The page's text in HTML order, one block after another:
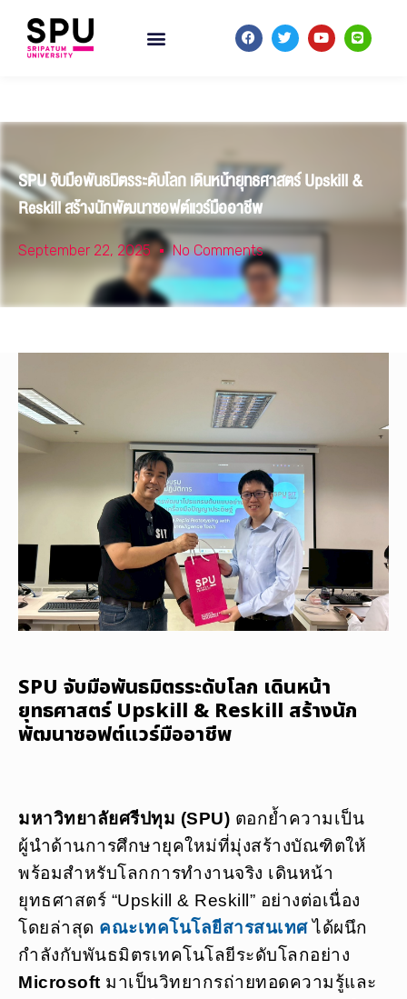
SPU จับมือพันธมิตรระดับโลก เดินหน้ายุทธศาสตร์ Upskill &
Reskill สร้างนักพัฒนาซอฟต์แวร์มืออาชีพ
September 22, 2025 No Comments
SPU จับมือพันธมิตรระดับโลก เดินหน้า
ยุทธศาสตร์ Upskill & Reskill สร้างนัก
พัฒนาซอฟต์แวร์มืออาชีพ
มหาวิทยาลัยศรีปทุม (SPU) ตอกย้ำความเป็น
ผู้นำด้านการศึกษายุคใหม่ที่มุ่งสร้างบัณฑิตให้
พร้อมสำหรับโลกการทำงานจริง เดินหน้า
ยุทธศาสตร์ “Upskill & Reskill” อย่างต่อเนื่อง
โดยล่าสุด คณะเทคโนโลยีสารสนเทศได้ผนึก
กำลังกับพันธมิตรเทคโนโลยีระดับโลกอย่าง
Microsoft มาเป็นวิทยากรถ่ายทอดความรู้และ